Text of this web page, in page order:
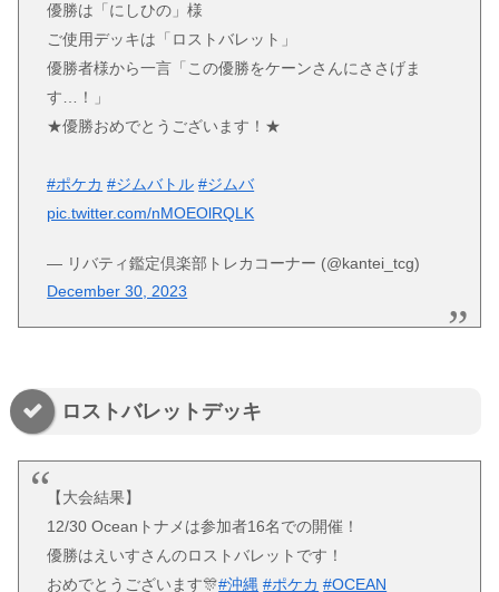
優勝は「にしひの」様
ご使用デッキは「ロストバレット」
優勝者様から一言「この優勝をケーンさんにささげま
す…！」
★優勝おめでとうございます！★
#ポケカ #ジムバトル #ジムバ
pic.twitter.com/nMOEOlRQLK
— リバティ鑑定倶楽部トレカコーナー (@kantei_tcg)
December 30, 2023
ロストバレットデッキ
【大会結果】
12/30 Oceanトナメは参加者16名での開催！
優勝はえいすさんのロストバレットです！
おめでとうございます🎊#沖縄 #ポケカ #OCEAN